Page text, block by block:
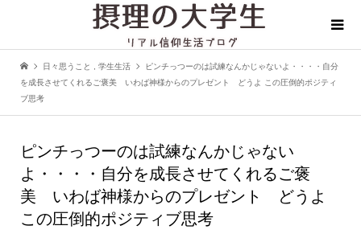
日々思うこと 学生生活
ピンチっつーのは試練なんかじゃないよ・・・・自分
を成長させてくれるご褒美 いわば神様からのプレゼント どうよ この圧倒的ポジティ
ブ思考
ピンチっつーのは試練なんかじゃない
よ・・・・自分を成長させてくれるご褒
美 いわば神様からのプレゼント どうよ
この圧倒的ポジティブ思考